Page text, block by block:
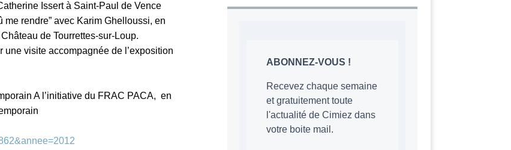
Issert à Saint-Paul de Vence
me rendre” avec Karim Ghelloussi, en
de Tourrettes-sur-Loup.
visite accompagnée de l’exposition
A l’initiative du FRAC PACA, en
ABONNEZ-VOUS !
Recevez chaque semaine
et gratuitement toute
l'actualité de Cimiez dans
votre boite mail.